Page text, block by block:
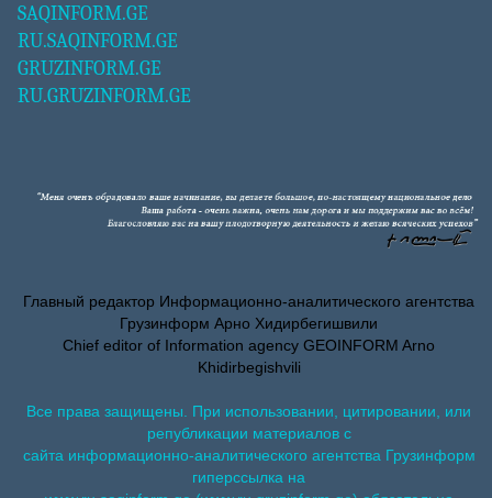
SAQINFORM.GE
RU.SAQINFORM.GE
GRUZINFORM.GE
RU.GRUZINFORM.GE
Главный редактор Информационно-аналитического агентства
Грузинформ Арно Хидирбегишвили
Chief editor of Information agency GEOINFORM Arno
Khidirbegishvili
Все права защищены. При использовании, цитировании, или
републикации материалов с
сайта информационно-аналитического агентства Грузинформ
гиперссылка на